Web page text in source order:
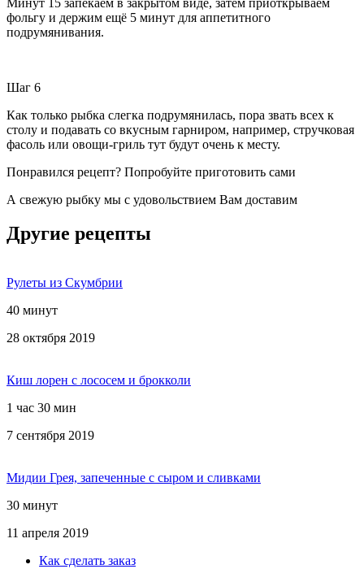
фольгу и держим ещё 5 минут для аппетитного
подрумянивания.
Шаг 6
Как только рыбка слегка подрумянилась, пора звать всех к
столу и подавать со вкусным гарниром, например, стручковая
фасоль или овощи-гриль тут будут очень к месту.
Понравился рецепт? Попробуйте приготовить сами
А свежую рыбку мы с удовольствием Вам доставим
Другие рецепты
Рулеты из Скумбрии
40 минут
28 октября 2019
Киш лорен с лососем и брокколи
1 час 30 мин
7 сентября 2019
Мидии Грея, запеченные с сыром и сливками
30 минут
11 апреля 2019
Как сделать заказ